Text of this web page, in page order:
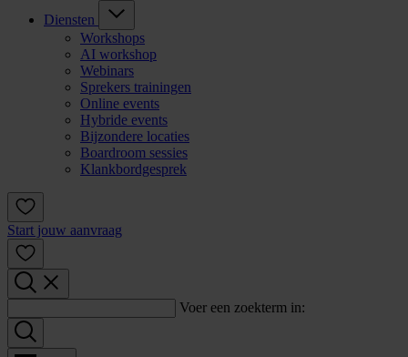
Diensten
Workshops
AI workshop
Webinars
Sprekers trainingen
Online events
Hybride events
Bijzondere locaties
Boardroom sessies
Klankbordgesprek
Start jouw aanvraag
Voer een zoekterm in: